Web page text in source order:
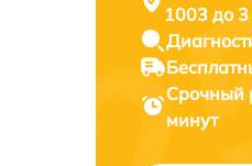
1003 до 3
Срочный
минут